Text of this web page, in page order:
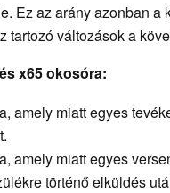
Ez az arány azonban a
tartozó változások a
x65 okosóra:
amely miatt egyes
amely miatt egyes
történő elküldés